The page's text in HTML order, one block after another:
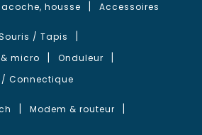
housse Accessoires
/ Tapis
micro
Onduleur
Connectique
Modem & routeur